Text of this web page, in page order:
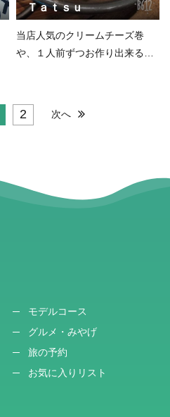
Ｔａｔｓｕ
当店人気のクリームチーズ巻
や、１人前ずつお作り出来るオ
2 次へ
モデルコース
グルメ・みやげ
旅の予約
お気に入りリスト